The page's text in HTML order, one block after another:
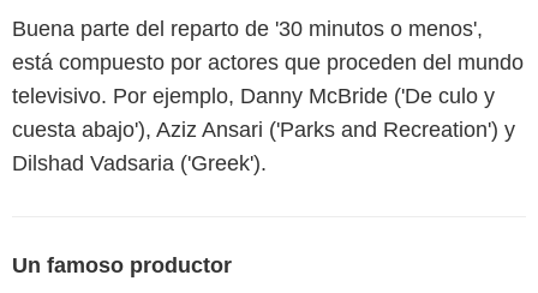
Buena parte del reparto de '30 minutos o menos',
está compuesto por actores que proceden del mundo
televisivo. Por ejemplo, Danny McBride ('De culo y
cuesta abajo'), Aziz Ansari ('Parks and Recreation') y
Dilshad Vadsaria ('Greek').
Un famoso productor